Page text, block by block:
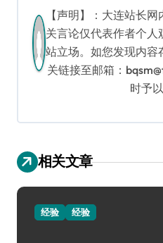
【声明】：大连站长
关言论仅代表作者个
站立场。如您发现内容
关链接至邮箱：
时予
相关文章
经验 经验